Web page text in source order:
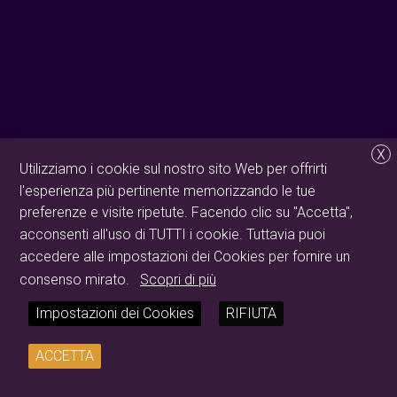
X
Utilizziamo i cookie sul nostro sito Web per offrirti
l'esperienza più pertinente memorizzando le tue
preferenze e visite ripetute. Facendo clic su "Accetta",
acconsenti all'uso di TUTTI i cookie. Tuttavia puoi
accedere alle impostazioni dei Cookies per fornire un
consenso mirato.
Scopri di più
Impostazioni dei Cookies
RIFIUTA
ACCETTA